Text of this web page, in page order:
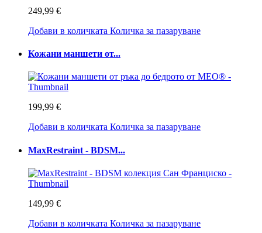
249,99 €
Добави в количката Количка за пазаруване
Кожани маншети от...
199,99 €
Добави в количката Количка за пазаруване
MaxRestraint - BDSM...
149,99 €
Добави в количката Количка за пазаруване